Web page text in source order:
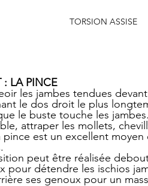
TORSION ASSISE
: LA PINCE
les jambes tendues
le dos droit le plus
le buste touche les
attraper les mollets,
pince est un excellent
peut être réalisée
pour détendre les ischios
ses genoux pour un